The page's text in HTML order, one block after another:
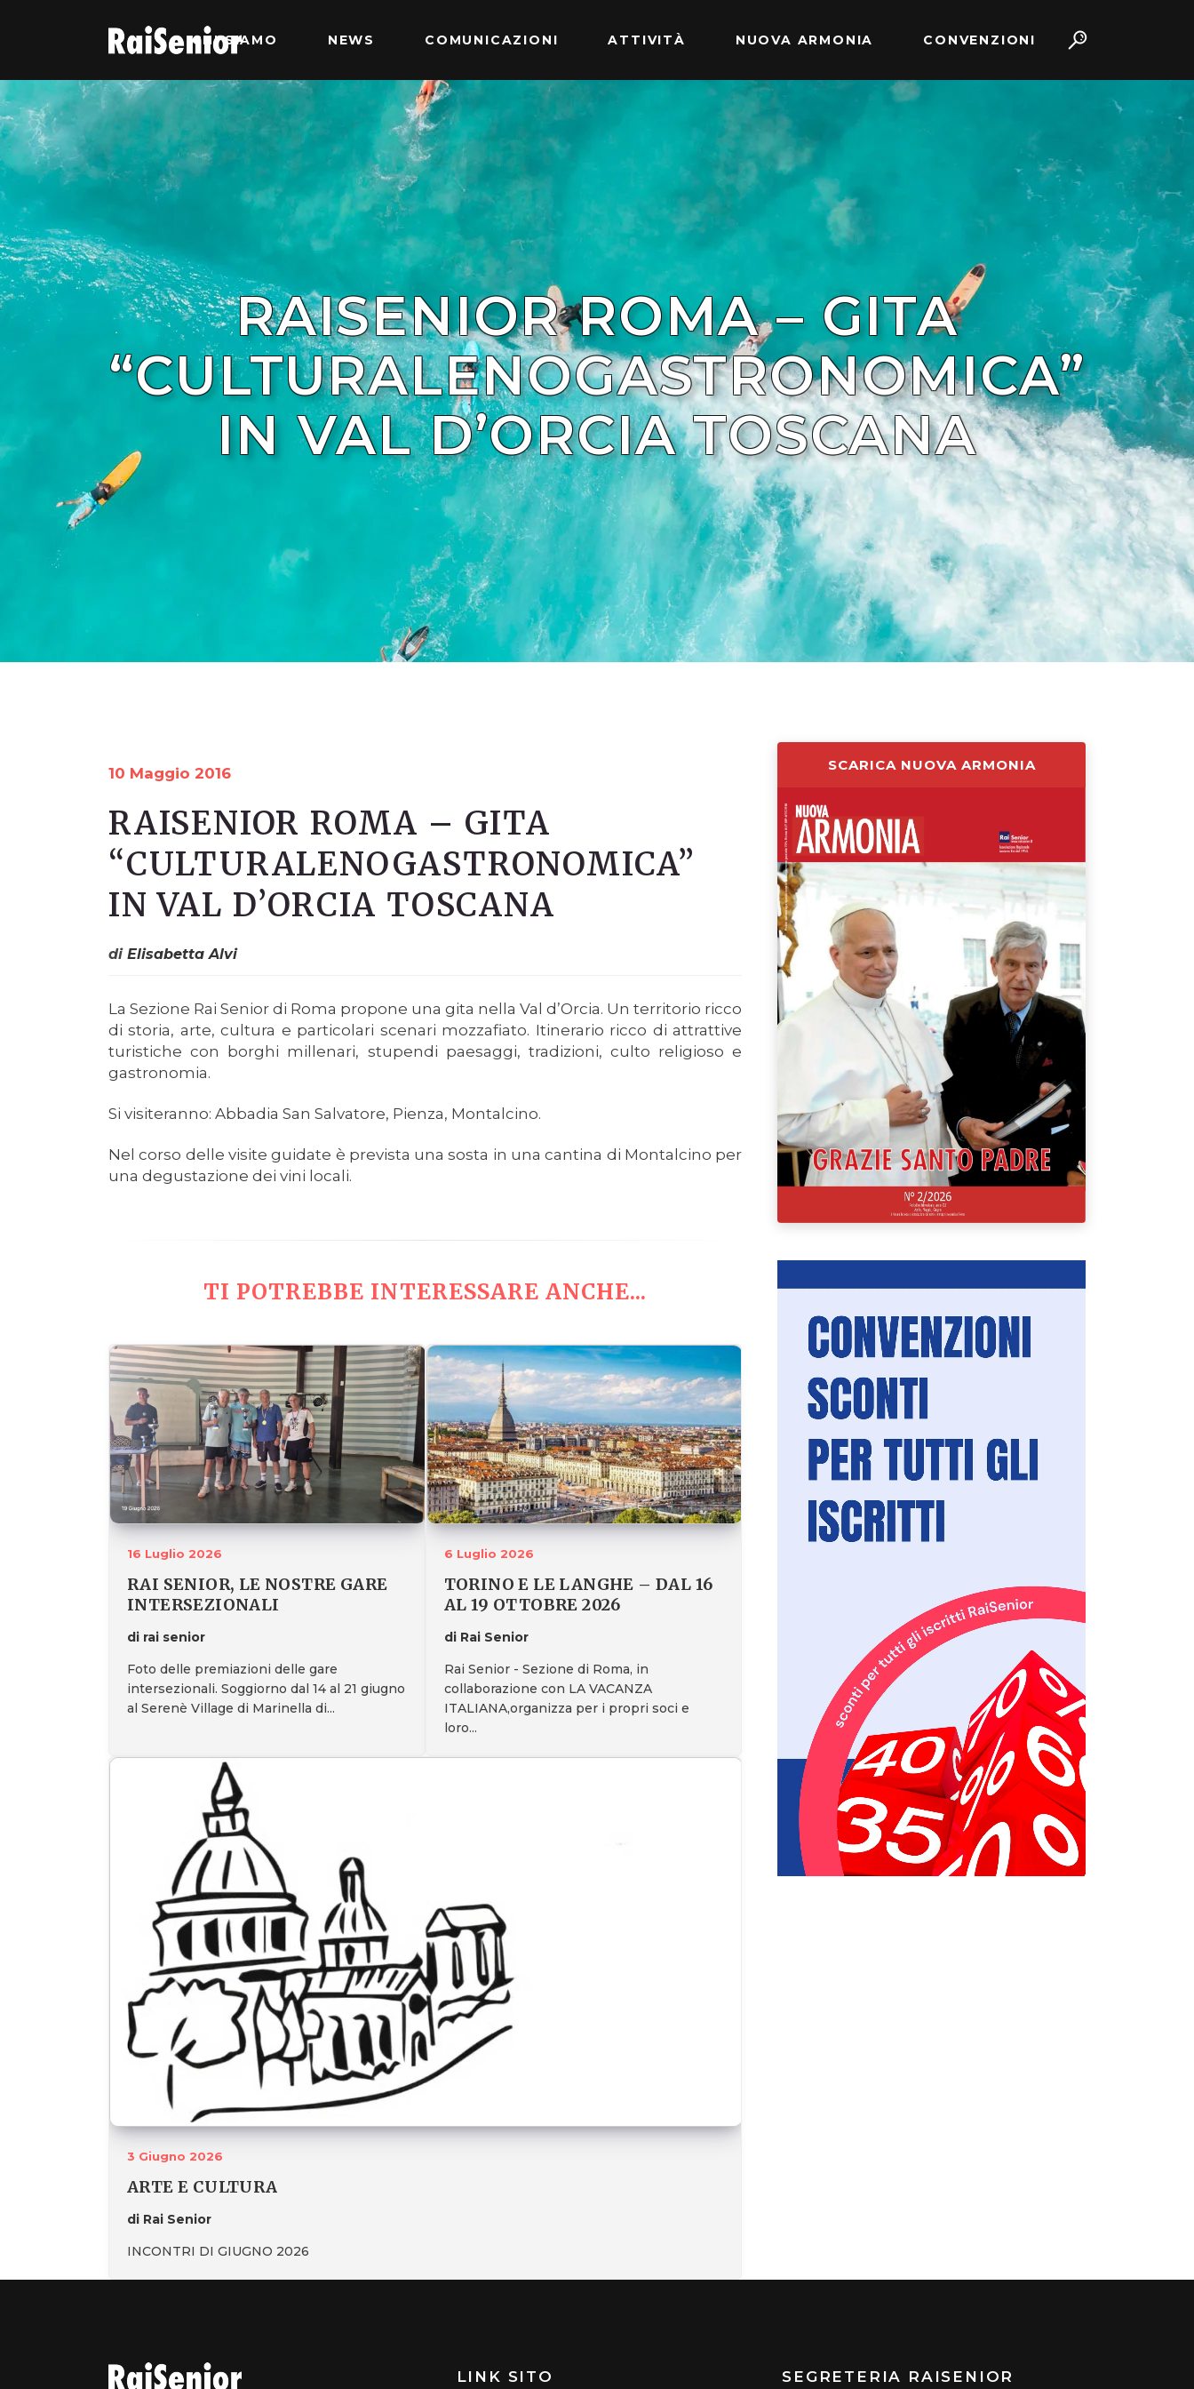
CHI SIAMO NEWS COMUNICAZIONI ATTIVITÀ NUOVA ARMONIA CONVENZIONI
RAISENIOR ROMA – GITA
“CULTURALENOGASTRONOMICA”
IN VAL D’ORCIA TOSCANA
10 Maggio 2016
RAISENIOR ROMA – GITA
“CULTURALENOGASTRONOMICA”
IN VAL D’ORCIA TOSCANA
diElisabetta Alvi
La Sezione Rai Senior di Roma propone una gita nella Val d’Orcia. Un territorio ricco
di storia, arte, cultura e particolari scenari mozzafiato. Itinerario ricco di attrattive
turistiche con borghi millenari, stupendi paesaggi, tradizioni, culto religioso e
gastronomia.
Si visiteranno: Abbadia San Salvatore, Pienza, Montalcino.
Nel corso delle visite guidate è prevista una sosta in una cantina di Montalcino per
una degustazione dei vini locali.
TI POTREBBE INTERESSARE ANCHE...
16 Luglio 2026
RAI SENIOR, LE NOSTRE GARE
INTERSEZIONALI
di rai senior
Foto delle premiazioni delle gare
intersezionali. Soggiorno dal 14 al 21 giugno
al Serenè Village di Marinella di...
6 Luglio 2026
TORINO E LE LANGHE – DAL 16
AL 19 OTTOBRE 2026
di Rai Senior
Rai Senior - Sezione di Roma, in
collaborazione con LA VACANZA
ITALIANA,organizza per i propri soci e
loro...
3 Giugno 2026
ARTE E CULTURA
di Rai Senior
INCONTRI DI GIUGNO 2026
SCARICA NUOVA ARMONIA
LINK SITO SEGRETERIA RAISENIOR